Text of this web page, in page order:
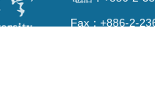
Fax：+886-2-